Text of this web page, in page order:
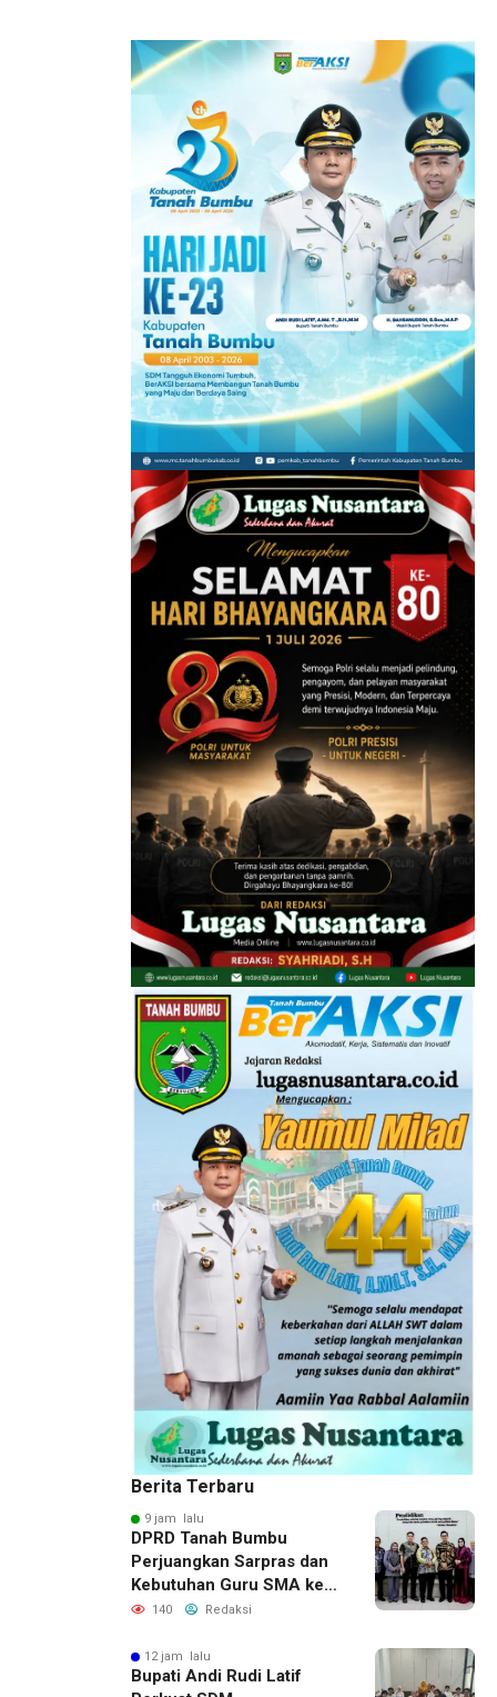
Berita Terbaru
9 jam lalu
DPRD Tanah Bumbu
Perjuangkan Sarpras dan
Kebutuhan Guru SMA ke
Pemprov Kalsel
140 Redaksi
12 jam lalu
Bupati Andi Rudi Latif